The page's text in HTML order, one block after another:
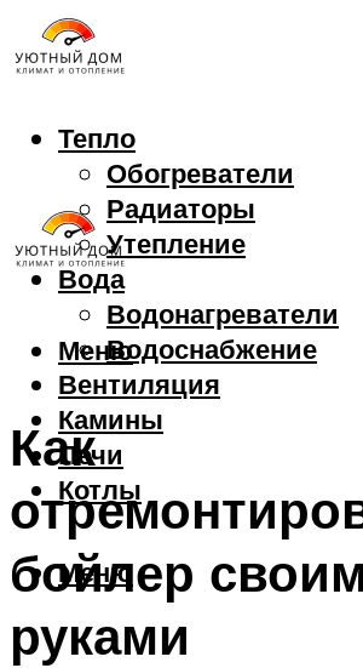
Тепло
Обогреватели
Радиаторы
Утепление
Вода
Водонагреватели
Водоснабжение
Вентиляция
Камины
Печи
Котлы
Меню
Меню
Как
бойлер
руками